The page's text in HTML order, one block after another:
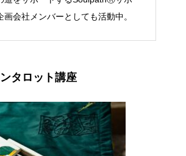
画会社メンバーとしても活動中。
タロット講座